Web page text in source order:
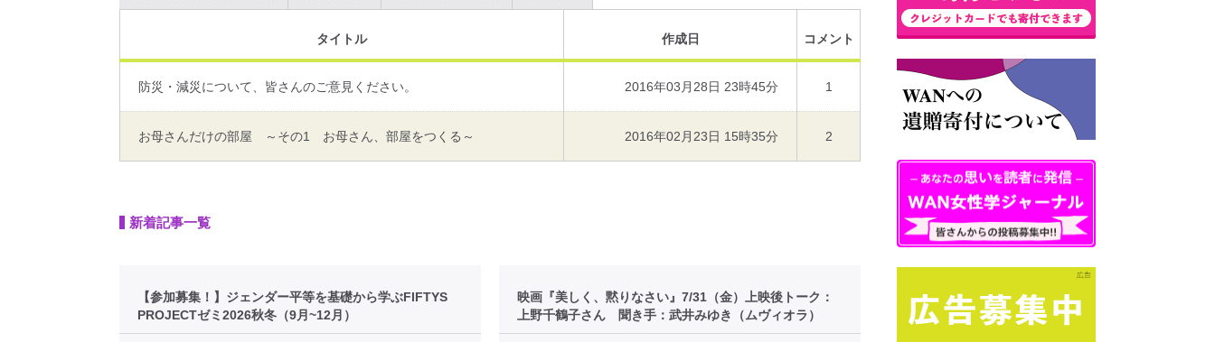
タイトル 作成日 コメント
防災・減災について、皆さんのご意見ください。 2016年03月28日 23時45分 1
お母さんだけの部屋 ～その1 お母さん、部屋をつくる～ 2016年02月23日 15時35分 2
新着記事一覧
【参加募集！】ジェンダー平等を基礎から学ぶFIFTYS
PROJECTゼミ2026秋冬（9月~12月）
映画『美しく、黙りなさい』7/31（金）上映後トーク：
上野千鶴子さん 聞き手：武井みゆき（ムヴィオラ）